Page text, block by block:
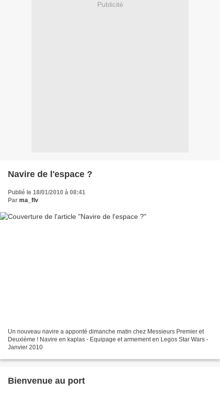
Publicité
Navire de l'espace ?
Publié le 18/01/2010 à 08:41
Par ma_flv
Un nouveau navire a apponté dimanche matin chez Messieurs Premier et
Deuxième ! Navire en kaplas - Equipage et armement en Legos Star Wars -
Janvier 2010
Bienvenue au port